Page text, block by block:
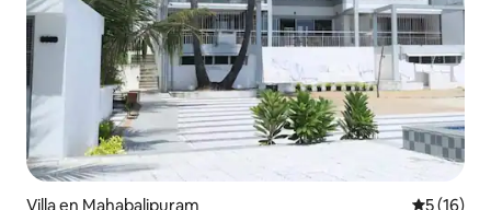
Villa en Mahabalipuram
5 (16)